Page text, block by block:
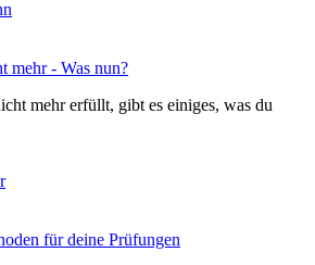
mehr - Was nun?
mehr erfüllt, gibt es einiges, was du
für deine Prüfungen